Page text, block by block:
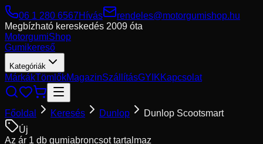
06 1 280 6567Hívás
rendeles@motorgumishop.hu
Megbízható kereskedés 2009 óta
MotorgumiShop
Gumikereső
Kategóriák
MárkákTömlőkMagazinSzállításGYIKKapcsolat
Főoldal Keresés Dunlop
Dunlop Scootsmart
Új
Az ár 1 db gumiabroncsot tartalmaz